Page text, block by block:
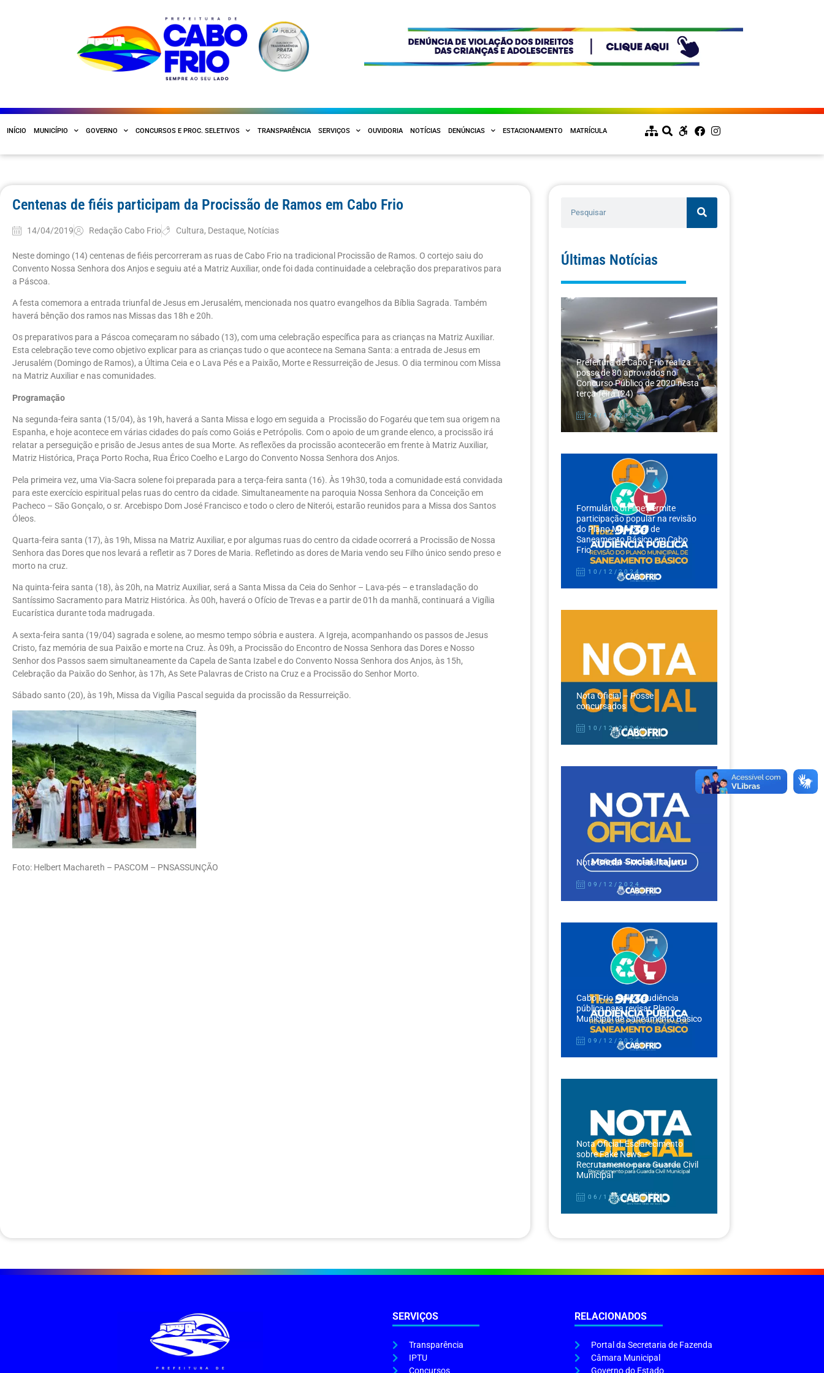
INÍCIO MUNICÍPIO GOVERNO CONCURSOS E PROC. SELETIVOS TRANSPARÊNCIA SERVIÇOS OUVIDORIA NOTÍCIAS DENÚNCIAS ESTACIONAMENTO MATRÍCULA
Centenas de fiéis participam da Procissão de Ramos em Cabo Frio
14/04/2019 Redação Cabo Frio Cultura, Destaque, Notícias
Neste domingo (14) centenas de fiéis percorreram as ruas de Cabo Frio na tradicional Procissão de Ramos. O cortejo saiu do
Convento Nossa Senhora dos Anjos e seguiu até a Matriz Auxiliar, onde foi dada continuidade a celebração dos preparativos para
a Páscoa.
A festa comemora a entrada triunfal de Jesus em Jerusalém, mencionada nos quatro evangelhos da Bíblia Sagrada. Também
haverá bênção dos ramos nas Missas das 18h e 20h.
Os preparativos para a Páscoa começaram no sábado (13), com uma celebração específica para as crianças na Matriz Auxiliar.
Esta celebração teve como objetivo explicar para as crianças tudo o que acontece na Semana Santa: a entrada de Jesus em
Jerusalém (Domingo de Ramos), a Última Ceia e o Lava Pés e a Paixão, Morte e Ressurreição de Jesus. O dia terminou com Missa
na Matriz Auxiliar e nas comunidades.
Programação
Na segunda-feira santa (15/04), às 19h, haverá a Santa Missa e logo em seguida a Procissão do Fogaréu que tem sua origem na
Espanha, e hoje acontece em várias cidades do país como Goiás e Petrópolis. Com o apoio de um grande elenco, a procissão irá
relatar a perseguição e prisão de Jesus antes de sua Morte. As reflexões da procissão acontecerão em frente à Matriz Auxiliar,
Matriz Histórica, Praça Porto Rocha, Rua Érico Coelho e Largo do Convento Nossa Senhora dos Anjos.
Pela primeira vez, uma Via-Sacra solene foi preparada para a terça-feira santa (16). Às 19h30, toda a comunidade está convidada
para este exercício espiritual pelas ruas do centro da cidade. Simultaneamente na paroquia Nossa Senhora da Conceição em
Pacheco – São Gonçalo, o sr. Arcebispo Dom José Francisco e todo o clero de Niterói, estarão reunidos para a Missa dos Santos
Óleos.
Quarta-feira santa (17), às 19h, Missa na Matriz Auxiliar, e por algumas ruas do centro da cidade ocorrerá a Procissão de Nossa
Senhora das Dores que nos levará a refletir as 7 Dores de Maria. Refletindo as dores de Maria vendo seu Filho único sendo preso e
morto na cruz.
Na quinta-feira santa (18), às 20h, na Matriz Auxiliar, será a Santa Missa da Ceia do Senhor – Lava-pés – e transladação do
Santíssimo Sacramento para Matriz Histórica. Às 00h, haverá o Ofício de Trevas e a partir de 01h da manhã, continuará a Vigília
Eucarística durante toda madrugada.
A sexta-feira santa (19/04) sagrada e solene, ao mesmo tempo sóbria e austera. A Igreja, acompanhando os passos de Jesus
Cristo, faz memória de sua Paixão e morte na Cruz. Às 09h, a Procissão do Encontro de Nossa Senhora das Dores e Nosso
Senhor dos Passos saem simultaneamente da Capela de Santa Izabel e do Convento Nossa Senhora dos Anjos, às 15h,
Celebração da Paixão do Senhor, às 17h, As Sete Palavras de Cristo na Cruz e a Procissão do Senhor Morto.
Sábado santo (20), às 19h, Missa da Vigília Pascal seguida da procissão da Ressurreição.
Foto: Helbert Machareth – PASCOM – PNSASSUNÇÃO
Últimas Notícias
Prefeitura de Cabo Frio realiza
posse de 80 aprovados no
Concurso Público de 2020 nesta
terça-feira (24)
24/12/2024
Formulário on-line permite
participação popular na revisão
do Plano Municipal de
Saneamento Básico em Cabo
Frio
10/12/2024
Nota Oficial – Posse
concursados
10/12/2024
Nota Oficial – Moeda Itajuru
09/12/2024
Cabo Frio realiza audiência
pública para revisar Plano
Municipal de Saneamento Básico
09/12/2024
Nota Oficial: Esclarecimento
sobre Fake News –
Recrutamento para Guarda Civil
Municipal
06/12/2024
SERVIÇOS
Transparência
IPTU
Concursos
RELACIONADOS
Portal da Secretaria de Fazenda
Câmara Municipal
Governo do Estado